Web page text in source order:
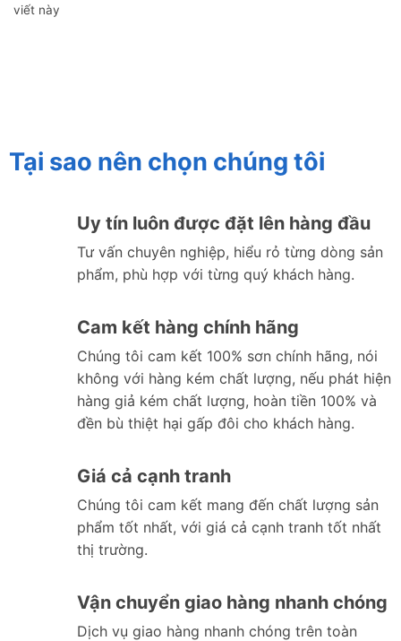
viết này
Tại sao nên chọn chúng tôi
Uy tín luôn được đặt lên hàng đầu
Tư vấn chuyên nghiệp, hiểu rỏ từng dòng sản
phẩm, phù hợp với từng quý khách hàng.
Cam kết hàng chính hãng
Chúng tôi cam kết 100% sơn chính hãng, nói
không với hàng kém chất lượng, nếu phát hiện
hàng giả kém chất lượng, hoàn tiền 100% và
đền bù thiệt hại gấp đôi cho khách hàng.
Giá cả cạnh tranh
Chúng tôi cam kết mang đến chất lượng sản
phẩm tốt nhất, với giá cả cạnh tranh tốt nhất
thị trường.
Vận chuyển giao hàng nhanh chóng
Dịch vụ giao hàng nhanh chóng trên toàn